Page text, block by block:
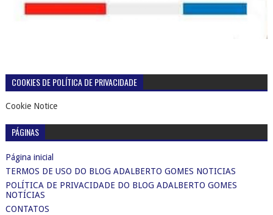
COOKIES DE POLÍTICA DE PRIVACIDADE
Cookie Notice
PÁGINAS
Página inicial
TERMOS DE USO DO BLOG ADALBERTO GOMES NOTICIAS
POLÍTICA DE PRIVACIDADE DO BLOG ADALBERTO GOMES
NOTÍCIAS
CONTATOS